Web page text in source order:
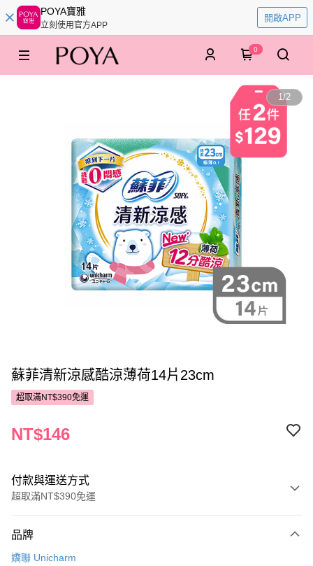
POYA寶雅
立刻使用官方APP
開啟APP
0
1/2
蘇菲清新涼感酷涼薄荷14片23cm
超取滿NT$390免運
NT$146
付款與運送方式
超取滿NT$390免運
POYA支付
品牌
嬌聯 Unicharm